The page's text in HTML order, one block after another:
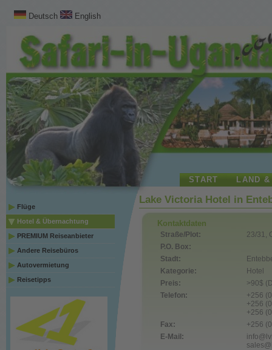
Deutsch English
START LAND
Flüge
Hotel & Übernachtung
PREMIUM Reiseanbieter
Andere Reisebüros
Autovermietung
Reisetipps
Lake Victoria Hotel in
Kontaktdaten
Straße/Plot:
23/31,
P.O. Box:
Stadt:
Kategorie:
Hotel
Preis:
>90$
Telefon:
+256
+256
+256
Fax:
+256
E-Mail: